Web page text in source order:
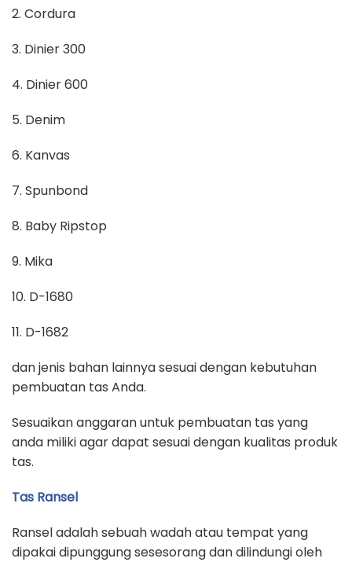
2. Cordura
3. Dinier 300
4. Dinier 600
5. Denim
6. Kanvas
7. Spunbond
8. Baby Ripstop
9. Mika
10. D-1680
11. D-1682
dan jenis bahan lainnya sesuai dengan kebutuhan
pembuatan tas Anda.
Sesuaikan anggaran untuk pembuatan tas yang
anda miliki agar dapat sesuai dengan kualitas produk
tas.
Tas Ransel
Ransel adalah sebuah wadah atau tempat yang
dipakai dipunggung sesesorang dan dilindungi oleh